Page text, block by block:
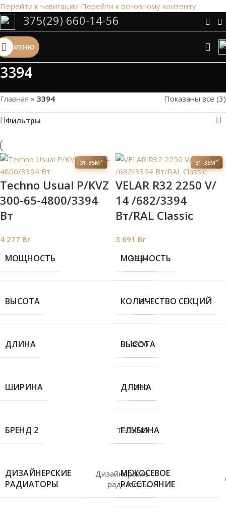
Перейти к навигации Перейти к основному контенту
Сэкономим Ваше время на подбор
Рассчитаем мощность | Предложим от 3х вариантов | В
наличии и под заказ
375(29) 660-14-56
МЕНЮ
3394
Главная » 3394 Показаны все (3)
Фильтры
31-35М²
Techno Usual P/KVZ
300-65-4800/3394
Вт
4 277 Br
МОЩНОСТЬ 3394
ВЫСОТА 65
ДЛИНА 4800
ШИРИНА 300
БРЕНД 2 TECHNO
ДИЗАЙНЕРСКИЕ
РАДИАТОРЫ
Дизайнерские
радиаторы
31-35М²
VELAR R32 2250 V/
14 /682/3394
Вт/RAL Classic
3 691 Br
МОЩНОСТЬ
КОЛИЧЕСТВО СЕКЦИЙ
ВЫСОТА
ДЛИНА
ГЛУБИНА
МЕЖОСЕВОЕ
РАССТОЯНИЕ